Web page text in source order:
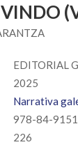
EDITORIAL
2025
Narrativa
978-84-
226